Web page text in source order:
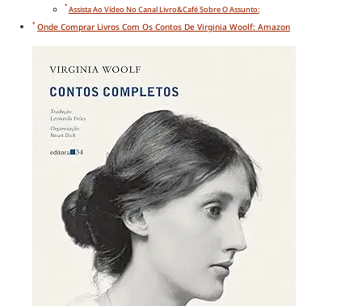
Assista Ao Vídeo No Canal Livro&Café Sobre O Assunto:
Onde Comprar Livros Com Os Contos De Virginia Woolf: Amazon